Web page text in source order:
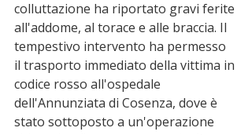
colluttazione ha riportato gravi ferite
all'addome, al torace e alle braccia. Il
tempestivo intervento ha permesso
il trasporto immediato della vittima in
codice rosso all'ospedale
dell'Annunziata di Cosenza, dove è
stato sottoposto a un'operazione